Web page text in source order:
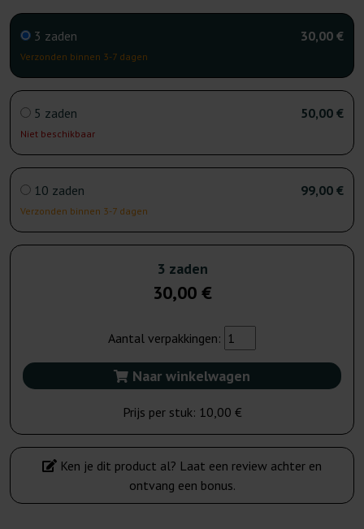
3 zaden
Verzonden binnen 3-7 dagen
30,00 €
5 zaden
Niet beschikbaar
50,00 €
10 zaden
Verzonden binnen 3-7 dagen
99,00 €
3 zaden
30,00 €
Aantal verpakkingen:
Naar winkelwagen
Prijs per stuk: 10,00 €
Ken je dit product al? Laat een review achter en
ontvang een bonus.